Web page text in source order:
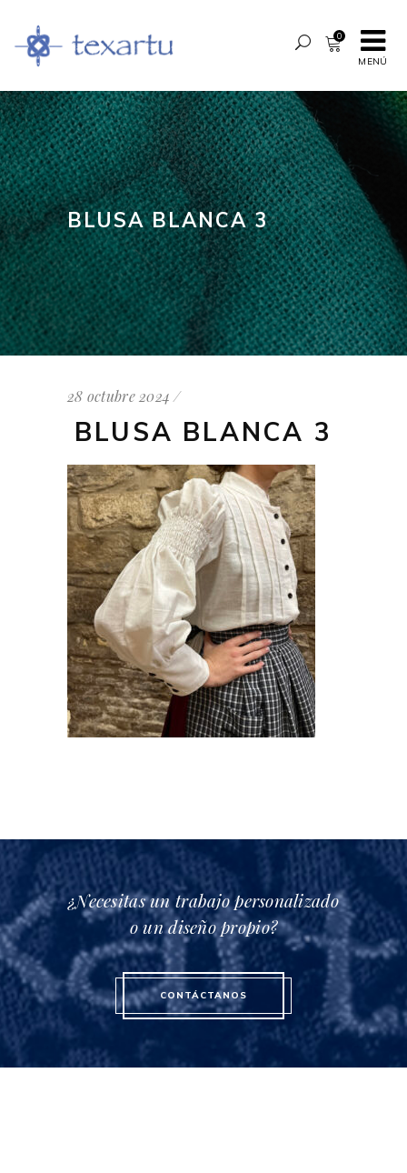
MENÚ
0
BLUSA BLANCA 3
28 octubre 2024
BLUSA BLANCA 3
¿Necesitas un trabajo personalizado
o un diseño propio?
CONTÁCTANOS